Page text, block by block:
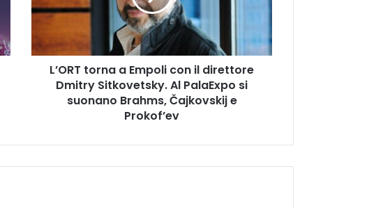
t
n
L’ORT torna a Empoli con il direttore
Dmitry Sitkovetsky. Al PalaExpo si
suonano Brahms, Čajkovskij e
Prokof’ev